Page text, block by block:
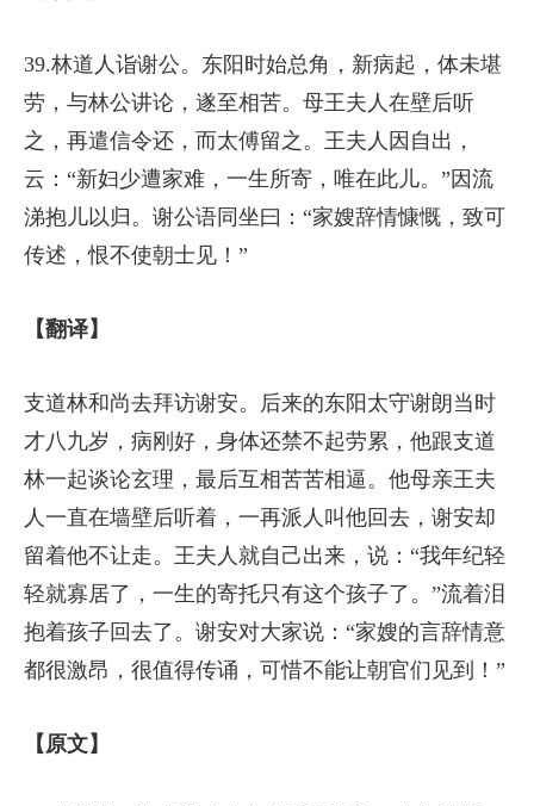
39.林道人诣谢公。东阳时始总角，新病起，体未堪
劳，与林公讲论，遂至相苦。母王夫人在壁后听
之，再遣信令还，而太傅留之。王夫人因自出，
云：“新妇少遭家难，一生所寄，唯在此儿。”因流
涕抱儿以归。谢公语同坐曰：“家嫂辞情慷慨，致可
传述，恨不使朝士见！”
【翻译】
支道林和尚去拜访谢安。后来的东阳太守谢朗当时
才八九岁，病刚好，身体还禁不起劳累，他跟支道
林一起谈论玄理，最后互相苦苦相逼。他母亲王夫
人一直在墙壁后听着，一再派人叫他回去，谢安却
留着他不让走。王夫人就自己出来，说：“我年纪轻
轻就寡居了，一生的寄托只有这个孩子了。”流着泪
抱着孩子回去了。谢安对大家说：“家嫂的言辞情意
都很激昂，很值得传诵，可惜不能让朝官们见到！”
【原文】